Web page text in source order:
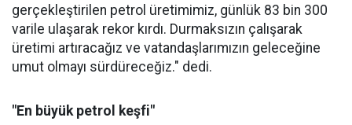
gerçekleştirilen petrol üretimimiz, günlük 83 bin 300
varile ulaşarak rekor kırdı. Durmaksızın çalışarak
üretimi artıracağız ve vatandaşlarımızın geleceğine
umut olmayı sürdüreceğiz." dedi.
"En büyük petrol keşfi"